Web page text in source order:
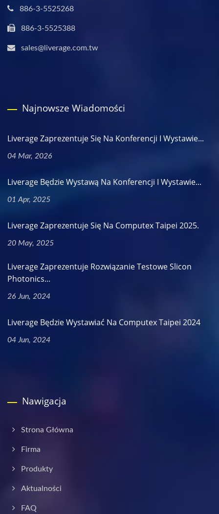
886-3-5525268
886-3-5525388
sales@liverage.com.tw
Najnowsze Wiadomości
Liverage Zaprezentuje Się Na Konferencji I Wystawie...
04 Mar, 2026
Liverage Będzie Wystawą Na Konferencji I Wystawie...
01 Apr, 2025
Liverage Zaprezentuje Się Na Computex Taipei 2025.
20 May, 2025
Liverage Zaprezentuje Rozwiązanie Testowe Slicon
Photonics...
26 Jun, 2024
Liverage Będzie Wystawiać Na Computex Taipei 2024
04 Jun, 2024
Nawigacja
Strona Główna
Firma
Produkty
Aktualności
FAQ